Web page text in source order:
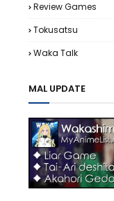
Review Games
Tokusatsu
Waka Talk
MAL UPDATE